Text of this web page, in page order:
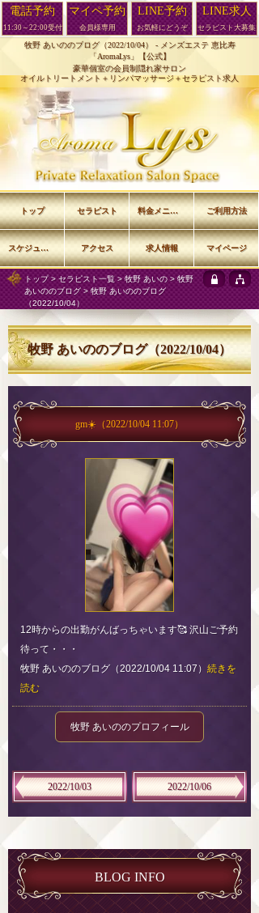
牧野 あいののブログ（2022/10/04） - メンズエステ 恵比寿
「AromaLys」【公式】
豪華個室の会員制隠れ家サロン
オイルトリートメント＋リンパマッサージ＋セラピスト求人
トップ> セラピスト一覧 >牧野 あいの > 牧野
あいののブログ > 牧野 あいののブログ
（2022/10/04）
牧野 あいののブログ（2022/10/04）
gm☀️ （2022/10/04 11:07）
12時からの出勤がんばっちゃいます🥰 沢山ご予約
待って・・・
牧野 あいののブログ（2022/10/04 11:07） 続きを
読む
牧野 あいののプロフィール
2022/10/03 2022/10/06
BLOG INFO
トップ セラピスト 料金メニュー ご利用方法
スケジュール アクセス 求人情報 マイページ
電話予約
11:30～22:00受付
マイペ予約
会員様専用
LINE予約
お気軽にどうぞ
LINE求人
セラピスト大募集